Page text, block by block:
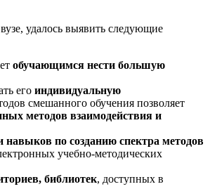
удалось выявить следующие
обучающимся нести большую
его индивидуальную
смешанного обучения позволяет
методов взаимодействия и
по созданию спектра методов
учебно-методических
библиотек, доступных в